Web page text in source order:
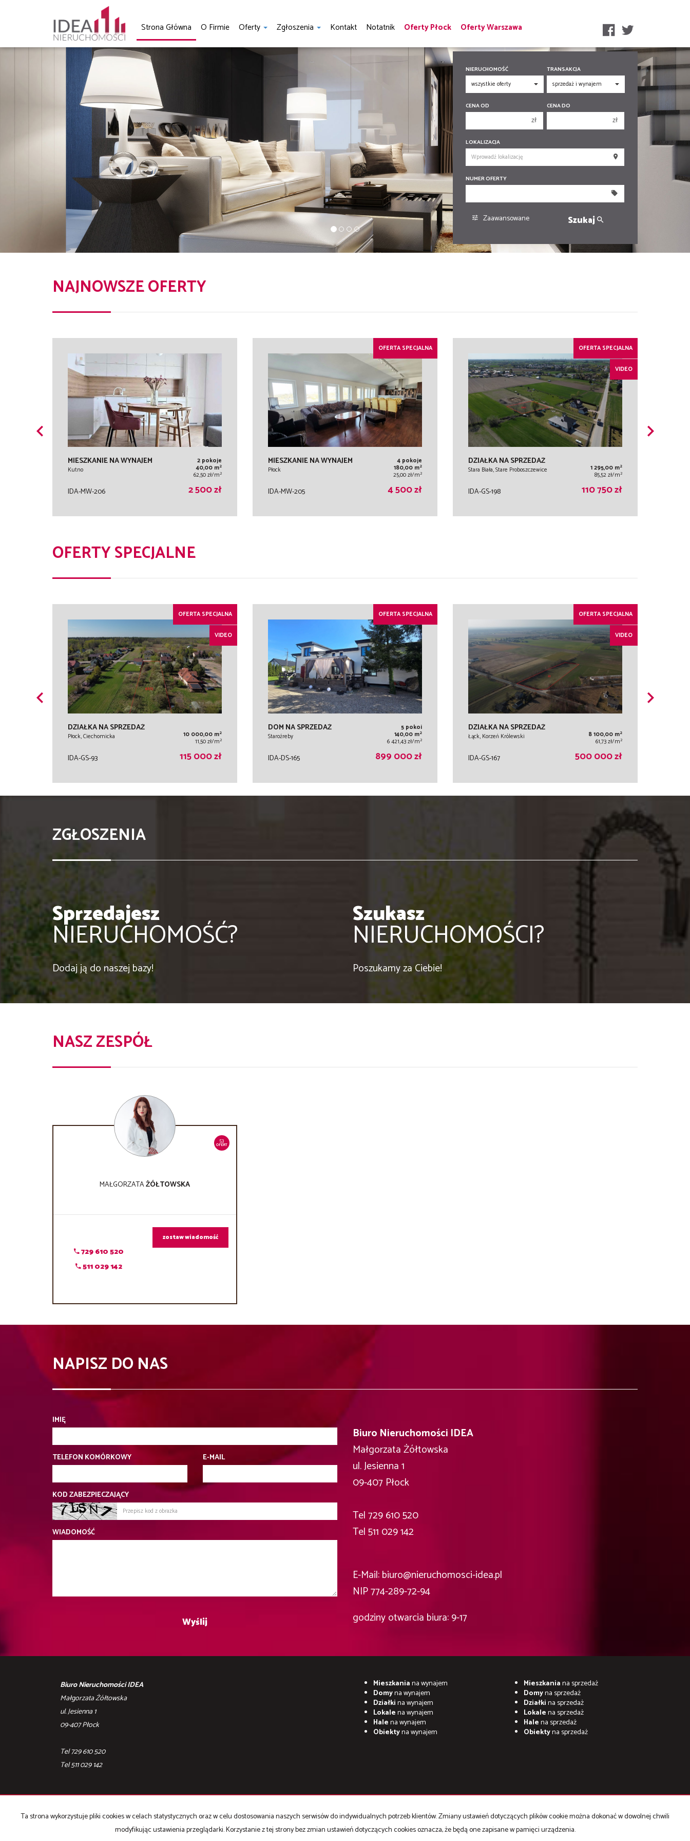
Strona Główna O Firmie Oferty Zgłoszenia Kontakt Notatnik Oferty Płock Oferty Warszawa
NIERUCHOMOŚĆ TRANSAKCJA
CENA OD
zł
250 000 zł
300 000 zł
400 000 zł
CENA DO
zł
250 000 zł
300 000 zł
LOKALIZACJA
NUMER OFERTY
Zaawansowane Szukaj
NAJNOWSZE OFERTY
MIESZKANIE NA WYNAJEM
Kutno
2 pokoje
40,00 m2
62,50 zł/m2
IDA-MW-206 2 500 zł
OFERTA SPECJALNA
MIESZKANIE NA WYNAJEM
Płock
4 pokoje
180,00 m2
25,00 zł/m2
IDA-MW-205 4 500 zł
OFERTA SPECJALNA
VIDEO
DZIAŁKA NA SPRZEDAŻ
Stara Biała, Stare Proboszczewice 1 295,00 m2
85,52 zł/m2
IDA-GS-198 110 750 zł
OFERTY SPECJALNE
OFERTA SPECJALNA
VIDEO
DZIAŁKA NA SPRZEDAŻ
Płock, Ciechomicka 10 000,00 m2
11,50 zł/m2
IDA-GS-93 115 000 zł
OFERTA SPECJALNA
DOM NA SPRZEDAŻ
Staroźreby
5 pokoi
140,00 m2
6 421,43 zł/m2
IDA-DS-165 899 000 zł
OFERTA SPECJALNA
VIDEO
DZIAŁKA NA SPRZEDAŻ
Łąck, Korzeń Królewski 8 100,00 m2
61,73 zł/m2
IDA-GS-167 500 000 zł
ZGŁOSZENIA
Sprzedajesz
NIERUCHOMOŚĆ?
Dodaj ją do naszej bazy!
Szukasz
NIERUCHOMOŚCI?
Poszukamy za Ciebie!
NASZ ZESPÓŁ
53
OFERT
MAŁGORZATAŻÓŁTOWSKA
729 610 520
511 029 142
zostaw wiadomość
NAPISZ DO NAS
IMIĘ
TELEFON KOMÓRKOWY E-MAIL
KOD ZABEZPIECZAJĄCY
WIADOMOŚĆ
Biuro Nieruchomości IDEA
Małgorzata Żółtowska
ul. Jesienna 1
09-407 Płock
Tel 729 610 520
Tel ‎511 029 142
E-Mail: biuro@nieruchomosci-idea.pl
NIP 774-289-72-94
godziny otwarcia biura: 9-17
Biuro Nieruchomości IDEA
Małgorzata Żółtowska
ul. Jesienna 1
09-407 Płock
Tel 729 610 520
Tel ‎511 029 142
Mieszkaniana wynajem
Domyna wynajem
Działkina wynajem
Lokalena wynajem
Halena wynajem
Obiektyna wynajem
Mieszkaniana sprzedaż
Domyna sprzedaż
Działkina sprzedaż
Lokalena sprzedaż
Halena sprzedaż
Obiektyna sprzedaż
Ta strona wykorzystuje pliki cookies w celach statystycznych oraz w celu dostosowania naszych serwisów do indywidualnych potrzeb klientów. Zmiany ustawień dotyczących plików cookie można dokonać w dowolnej chwili
modyfikując ustawienia przeglądarki. Korzystanie z tej strony bez zmian ustawień dotyczących cookies oznacza, że będą one zapisane w pamięci urządzenia.